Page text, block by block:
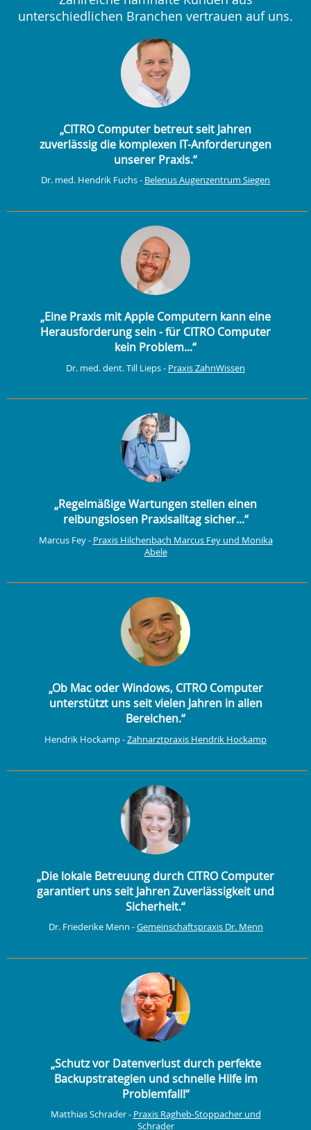
unterschiedlichen Branchen vertrauen auf uns.
„CITRO Computer betreut seit Jahren
zuverlässig die komplexen IT-Anforderungen
unserer Praxis.“
Dr. med. Hendrik Fuchs - Belenus Augenzentrum Siegen
„Eine Praxis mit Apple Computern kann eine
Herausforderung sein - für CITRO Computer
kein Problem...“
Dr. med. dent. Till Lieps - Praxis ZahnWissen
„Regelmäßige Wartungen stellen einen
reibungslosen Praxisalltag sicher...“
Marcus Fey - Praxis Hilchenbach Marcus Fey und Monika
Abele
„Ob Mac oder Windows, CITRO Computer
unterstützt uns seit vielen Jahren in allen
Bereichen.“
Hendrik Hockamp -Zahnarztpraxis Hendrik Hockamp
„Die lokale Betreuung durch CITRO Computer
garantiert uns seit Jahren Zuverlässigkeit und
Sicherheit.“
Dr. Friederike Menn -Gemeinschaftspraxis Dr. Menn
„Schutz vor Datenverlust durch perfekte
Backupstrategien und schnelle Hilfe im
Problemfall!“
Matthias Schrader - Praxis Ragheb-Stoppacher und
Schrader